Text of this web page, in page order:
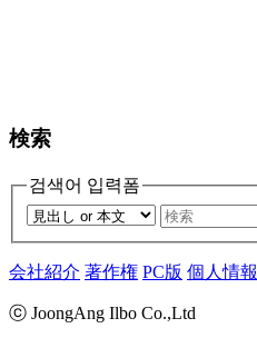
検索
검색어 입력폼
会社紹介 著作権 PC版 個人情報
ⓒ JoongAng Ilbo Co.,Ltd